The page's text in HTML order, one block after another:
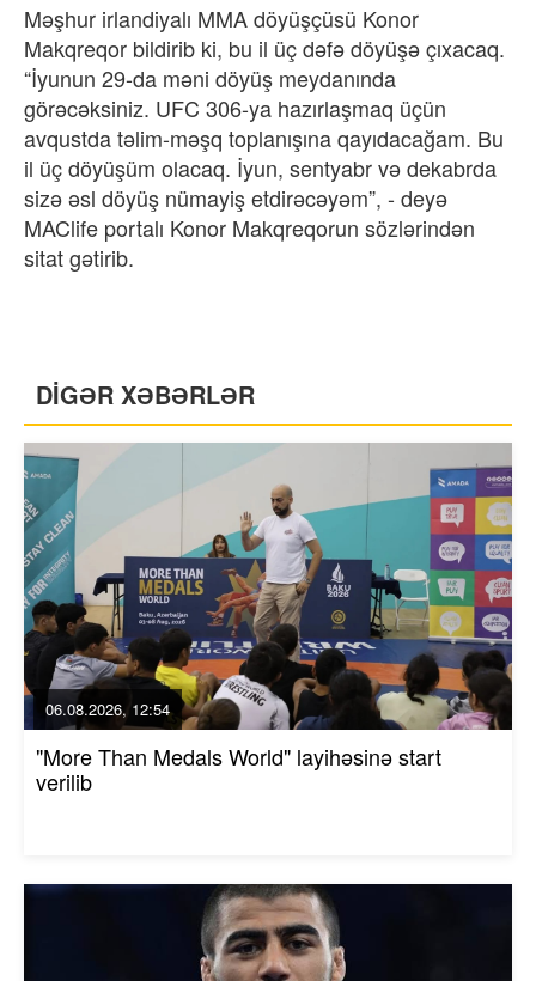
Məşhur irlandiyalı MMA döyüşçüsü Konor
Makqreqor bildirib ki, bu il üç dəfə döyüşə çıxacaq.
“İyunun 29-da məni döyüş meydanında
görəcəksiniz. UFC 306-ya hazırlaşmaq üçün
avqustda təlim-məşq toplanışına qayıdacağam. Bu
il üç döyüşüm olacaq. İyun, sentyabr və dekabrda
sizə əsl döyüş nümayiş etdirəcəyəm”, - deyə
MAClife portalı Konor Makqreqorun sözlərindən
sitat gətirib.
DİGƏR XƏBƏRLƏR
06.08.2026, 12:54
"More Than Medals World" layihəsinə start
verilib